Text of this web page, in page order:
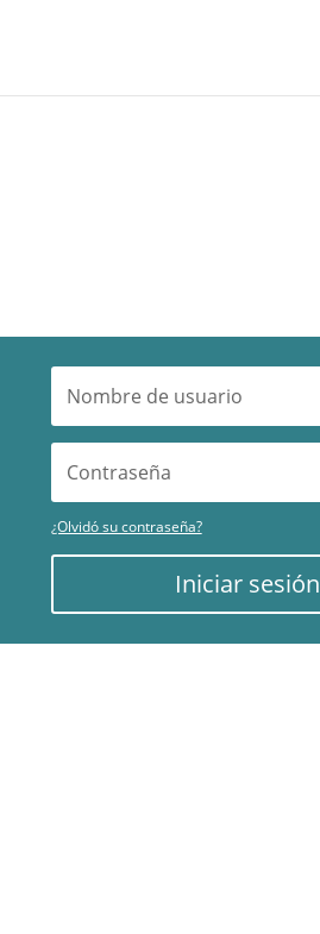
¿Olvidó su contraseña?
Iniciar sesión